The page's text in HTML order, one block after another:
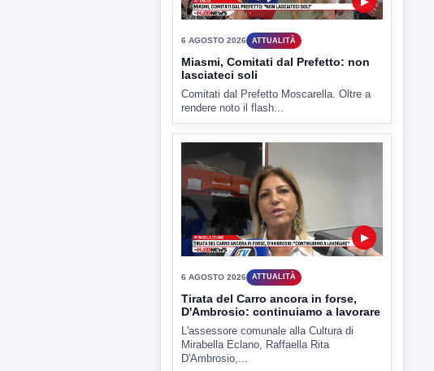
▶
6 AGOSTO 2026
Miasmi, Comitati dal Prefetto: non
lasciateci soli
Comitati dal Prefetto Moscarella. Oltre a
rendere noto il flash...